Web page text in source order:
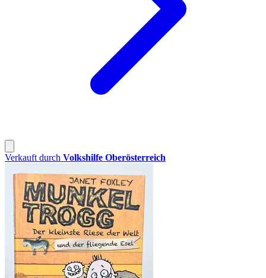
Verkauft durch Volkshilfe Oberösterreich